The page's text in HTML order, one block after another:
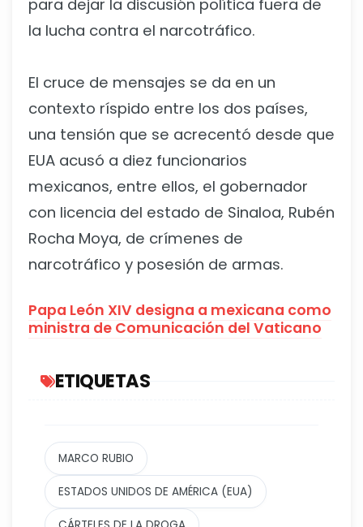
para dejar la discusión política fuera de
la lucha contra el narcotráfico.
El cruce de mensajes se da en un
contexto ríspido entre los dos países,
una tensión que se acrecentó desde que
EUA acusó a diez funcionarios
mexicanos, entre ellos, el gobernador
con licencia del estado de Sinaloa, Rubén
Rocha Moya, de crímenes de
narcotráfico y posesión de armas.
Papa León XIV designa a mexicana como
ministra de Comunicación del Vaticano
ETIQUETAS
MARCO RUBIO
ESTADOS UNIDOS DE AMÉRICA (EUA)